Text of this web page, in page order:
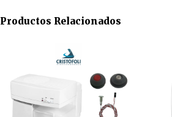
Productos Relacionados